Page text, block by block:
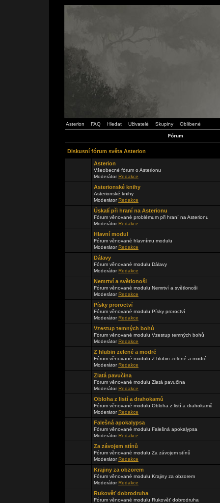
Asterion FAQ Hledat Uživatelé Skupiny Oblíbené
Fórum
Diskusní fórum světa Asterion
Asterion
Všeobecné fórum o Asterionu
ModerátorRedakce
Asterionské knihy
Asterionské knihy
ModerátorRedakce
Úskalí při hraní na Asterionu
Fórum věnované problémum při hraní na Asterionu
ModerátorRedakce
Hlavní modul
Fórum věnované hlavnímu modulu
ModerátorRedakce
Dálavy
Fórum věnované modulu Dálavy
ModerátorRedakce
Nemrtví a světlonoši
Fórum věnované modulu Nemrtví a světlonoši
ModerátorRedakce
Písky proroctví
Fórum věnované modulu Písky proroctví
ModerátorRedakce
Vzestup temných bohů
Fórum věnované modulu Vzestup temných bohů
ModerátorRedakce
Z hlubin zelené a modré
Fórum věnované modulu Z hlubin zelené a modré
ModerátorRedakce
Zlatá pavučina
Fórum věnované modulu Zlatá pavučina
ModerátorRedakce
Obloha z listí a drahokamů
Fórum věnované modulu Obloha z listí a drahokamů
ModerátorRedakce
Falešná apokalypsa
Fórum věnované modulu Falešná apokalypsa
ModerátorRedakce
Za závojem stínů
Fórum věnované modulu Za závojem stínů
ModerátorRedakce
Krajiny za obzorem
Fórum věnované modulu Krajiny za obzorem
ModerátorRedakce
Rukověť dobrodruha
Fórum věnované modulu Rukověť dobrodruha